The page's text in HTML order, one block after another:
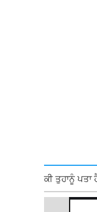
ਕੀ ਤੁਹਾਨੂੰ ਪਤਾ